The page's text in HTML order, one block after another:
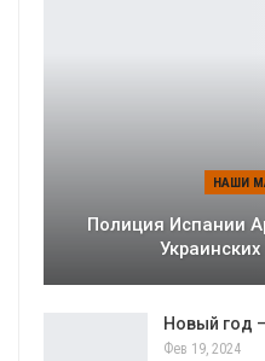
НАШИ
Полиция Испании
Новый год
Фев 19, 2024